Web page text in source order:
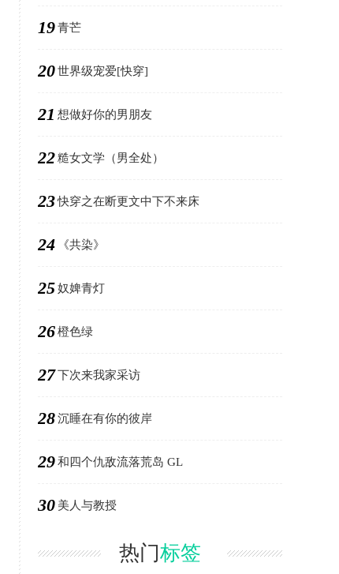
19青芒
20世界级宠爱[快穿]
21 想做好你的男朋友
22糙女文学（男全处）
23快穿之在断更文中下不来床
24 《共染》
25奴婢青灯
26橙色绿
27下次来我家采访
28沉睡在有你的彼岸
29和四个仇敌流落荒岛 GL
30 美人与教授
热门标签